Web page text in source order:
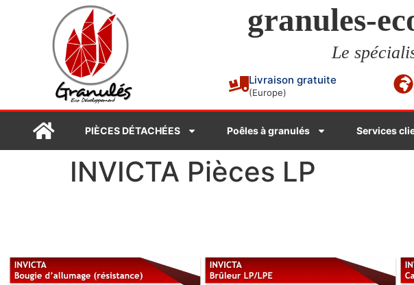
granules-
Le
Livraison gratuite
(Europe)
PIÈCES DÉTACHÉES Poêles à granulés Services
INVICTA Pièces LP